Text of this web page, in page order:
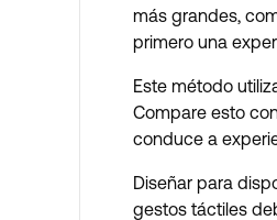
más grandes,
primero una
Este método
Compare esto
conduce a
Diseñar para
gestos táctiles